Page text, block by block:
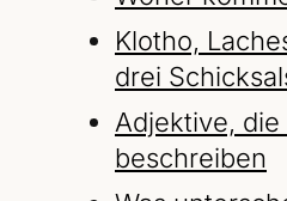
Klotho,
drei
Adjektive,
beschreiben